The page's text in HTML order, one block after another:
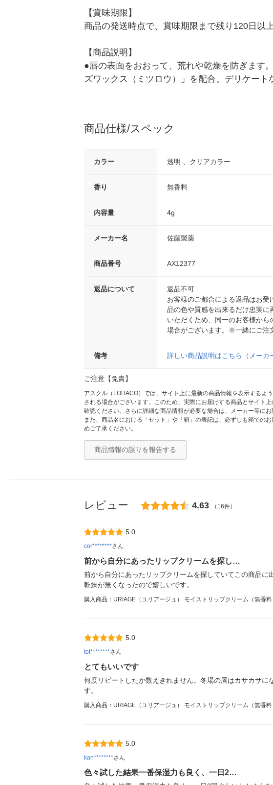
【賞味期限】
商品の発送時点で、賞味期限まで残り120日以
【商品説明】
●唇の表面をおおって、荒れや乾燥を防ぎます
ズワックス（ミツロウ）」を配合。デリケート
商品仕様/スペック
カラー 透明 、クリアカラー
香り 無香料
内容量 4g
メーカー名 佐藤製薬
商品番号 AX12377
返品について
返品不可
お客様のご都合による返品はお
品の色や質感を出来るだけ忠実
いただくため、同一のお客様から
場合がございます。※一緒にご注
備考 詳しい商品説明はこちら（メーカ
ご注意【免責】
アスクル（LOHACO）では、サイト上に最新の商品情報を表示するよ
される場合がございます。このため、実際にお届けする商品とサイト
確認ください。さらに詳細な商品情報が必要な場合は、メーカー等にお
また、商品名における「セット」や「箱」の表記は、必ずしも箱での
めご了承ください。
商品情報の誤りを報告する
レビュー 4.63 （16件）
5.0
cor********さん
前から自分にあったリップクリームを探し…
前から自分にあったリップクリームを探していてこの商品
乾燥が無くなったので嬉しいです。
購入商品：URIAGE（ユリアージュ） モイストリップクリーム（無香
5.0
tot********さん
とてもいいです
何度リピートしたか数えきれません。冬場の唇はカサカサ
す。
購入商品：URIAGE（ユリアージュ） モイストリップクリーム（無香
5.0
kan********さん
色々試した結果一番保湿力も良く、一日2…